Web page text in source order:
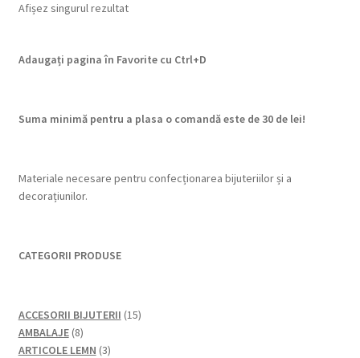
Afișez singurul rezultat
Adaugați pagina în Favorite cu Ctrl+D
Suma minimă pentru a plasa o comandă este de 30 de lei!
Materiale necesare pentru confecționarea bijuteriilor și a
decorațiunilor.
CATEGORII PRODUSE
ACCESORII BIJUTERII 1515
AMBALAJE 88
produse
ARTICOLE LEMN 33